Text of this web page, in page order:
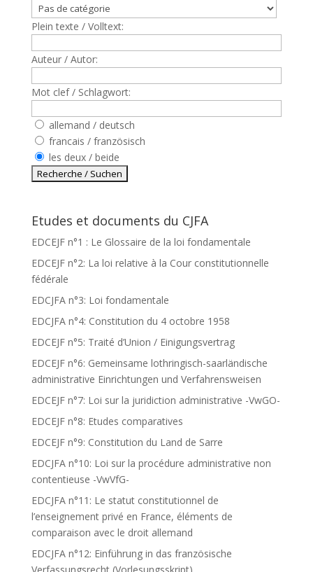
Plein texte / Volltext:
Auteur / Autor:
Mot clef / Schlagwort:
allemand / deutsch
francais / französisch
les deux / beide
Etudes et documents du CJFA
EDCEJF n°1 : Le Glossaire de la loi fondamentale
EDCEJF n°2: La loi relative à la Cour constitutionnelle
fédérale
EDCJFA n°3: Loi fondamentale
EDCJFA n°4: Constitution du 4 octobre 1958
EDCEJF n°5: Traité d’Union / Einigungsvertrag
EDCEJF n°6: Gemeinsame lothringisch-saarländische
administrative Einrichtungen und Verfahrensweisen
EDCEJF n°7: Loi sur la juridiction administrative -VwGO-
EDCEJF n°8: Etudes comparatives
EDCEJF n°9: Constitution du Land de Sarre
EDCJFA n°10: Loi sur la procédure administrative non
contentieuse -VwVfG-
EDCJFA n°11: Le statut constitutionnel de
l’enseignement privé en France, éléments de
comparaison avec le droit allemand
EDCJFA n°12: Einführung in das französische